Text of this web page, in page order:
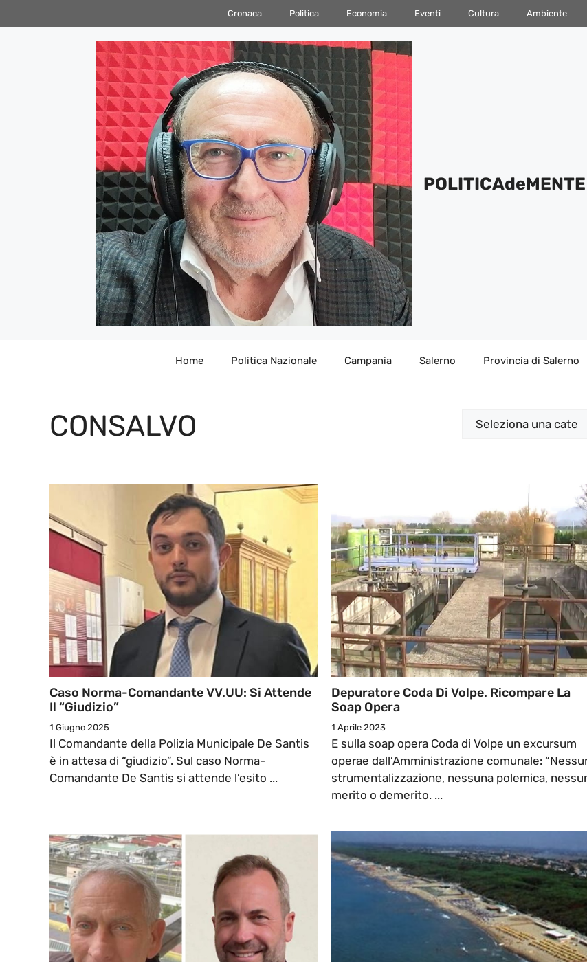
al
Cronaca Politica Economia Eventi Cultura Ambiente
Home Politica Nazionale Campania Salerno Provincia di Salerno
CONSALVO Categorie
Caso Norma-Comandante VV.UU: Si Attende
Il “Giudizio”
1 Giugno 2025
Il Comandante della Polizia Municipale De Santis
è in attesa di “giudizio”. Sul caso Norma-
Comandante De Santis si attende l’esito ...
Depuratore Coda Di Volpe. Ricompare La
Soap Opera
1 Aprile 2023
E sulla soap opera Coda di Volpe un excursum
operae dall’Amministrazione comunale:
strumentalizzazione, nessuna polemica,
merito o demerito. ...